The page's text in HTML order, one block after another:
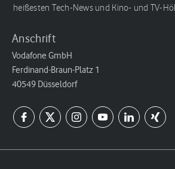
heißesten Tech-News und Kino- und TV-
Anschrift
Vodafone GmbH
Ferdinand-Braun-Platz 1
40549 Düsseldorf